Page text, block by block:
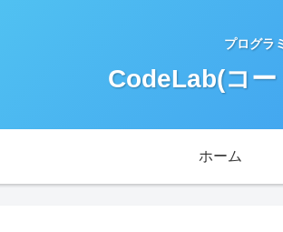
プログラ
CodeLab(コ
ホーム